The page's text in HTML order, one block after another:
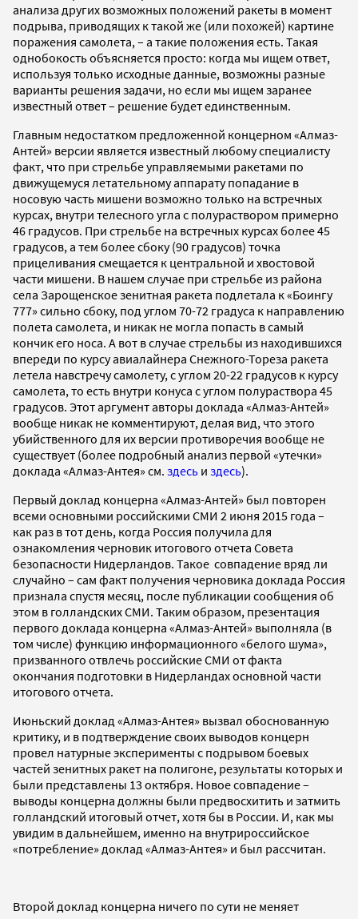
анализа других возможных положений ракеты в момент
подрыва, приводящих к такой же (или похожей) картине
поражения самолета, – а такие положения есть. Такая
однобокость объясняется просто: когда мы ищем ответ,
используя только исходные данные, возможны разные
варианты решения задачи, но если мы ищем заранее
известный ответ – решение будет единственным.
Главным недостатком предложенной концерном «Алмаз-
Антей» версии является известный любому специалисту
факт, что при стрельбе управляемыми ракетами по
движущемуся летательному аппарату попадание в
носовую часть мишени возможно только на встречных
курсах, внутри телесного угла с полураствором примерно
46 градусов. При стрельбе на встречных курсах более 45
градусов, а тем более сбоку (90 градусов) точка
прицеливания смещается к центральной и хвостовой
части мишени. В нашем случае при стрельбе из района
села Зарощенское зенитная ракета подлетала к «Боингу
777» сильно сбоку, под углом 70-72 градуса к направлению
полета самолета, и никак не могла попасть в самый
кончик его носа. А вот в случае стрельбы из находившихся
впереди по курсу авиалайнера Снежного-Тореза ракета
летела навстречу самолету, с углом 20-22 градусов к курсу
самолета, то есть внутри конуса с углом полураствора 45
градусов. Этот аргумент авторы доклада «Алмаз-Антей»
вообще никак не комментируют, делая вид, что этого
убийственного для их версии противоречия вообще не
существует (более подробный анализ первой «утечки»
доклада «Алмаз-Антея» см. здесь и здесь).
Первый доклад концерна «Алмаз-Антей» был повторен
всеми основными российскими СМИ 2 июня 2015 года –
как раз в тот день, когда Россия получила для
ознакомления черновик итогового отчета Совета
безопасности Нидерландов. Такое совпадение вряд ли
случайно – сам факт получения черновика доклада Россия
признала спустя месяц, после публикации сообщения об
этом в голландских СМИ. Таким образом, презентация
первого доклада концерна «Алмаз-Антей» выполняла (в
том числе) функцию информационного «белого шума»,
призванного отвлечь российские СМИ от факта
окончания подготовки в Нидерландах основной части
итогового отчета.
Июньский доклад «Алмаз-Антея» вызвал обоснованную
критику, и в подтверждение своих выводов концерн
провел натурные эксперименты с подрывом боевых
частей зенитных ракет на полигоне, результаты которых и
были представлены 13 октября. Новое совпадение –
выводы концерна должны были предвосхитить и затмить
голландский итоговый отчет, хотя бы в России. И, как мы
увидим в дальнейшем, именно на внутрироссийское
«потребление» доклад «Алмаз-Антея» и был рассчитан.
Второй доклад концерна ничего по сути не меняет